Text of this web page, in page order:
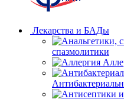
Лекарства и БАДы
спазмолитики